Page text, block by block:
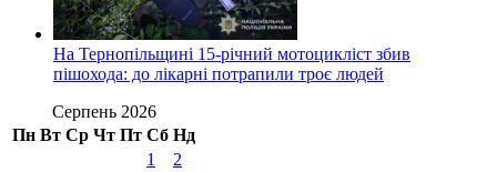
На Тернопільщині 15-річний мотоцикліст збив
пішохода: до лікарні потрапили троє людей
Серпень 2026
Пн Вт Ср Чт Пт Сб Нд
1
2